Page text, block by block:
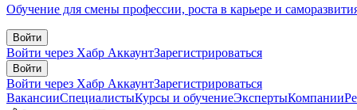
Обучение для смены профессии, роста в карьере и
Войти
Войти через Хабр АккаунтЗарегистрироваться
Войти
Войти через Хабр АккаунтЗарегистрироваться
ВакансииСпециалистыКурсы и обучениеЭкспертыКомпании